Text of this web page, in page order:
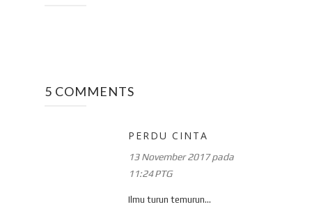
5 COMMENTS
PERDU CINTA
13 November 2017 pada
11:24 PTG
Ilmu turun temurun...